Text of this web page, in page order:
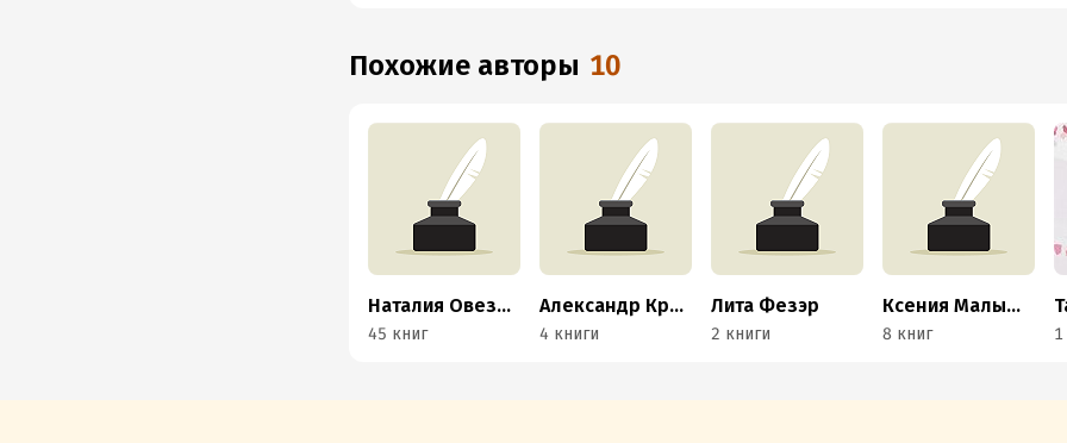
Похожие авторы 10
Наталия Овезова
45 книг
Александр Креков
4 книги
Лита Фезэр
2 книги
Ксения Малышева
8 книг 1